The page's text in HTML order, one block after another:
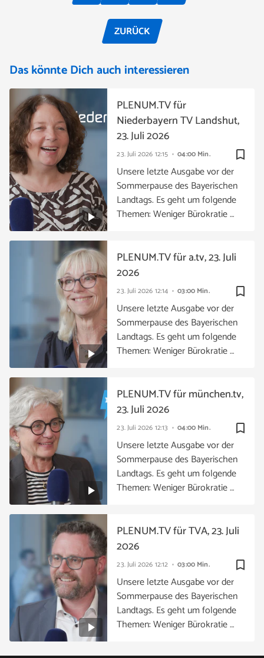
ZURÜCK
Das könnte Dich auch interessieren
bookmark_border
23. Juli 2026 12:15 04:00 Min.
PLENUM.TV für
Niederbayern TV Landshut,
23. Juli 2026
Unsere letzte Ausgabe vor der
Sommerpause des Bayerischen
Landtags. Es geht um folgende
Themen: Weniger Bürokratie …
bookmark_border
23. Juli 2026 12:14 03:00 Min.
PLENUM.TV für a.tv, 23. Juli
2026
Unsere letzte Ausgabe vor der
Sommerpause des Bayerischen
Landtags. Es geht um folgende
Themen: Weniger Bürokratie …
bookmark_border
23. Juli 2026 12:13 04:00 Min.
PLENUM.TV für münchen.tv,
23. Juli 2026
Unsere letzte Ausgabe vor der
Sommerpause des Bayerischen
Landtags. Es geht um folgende
Themen: Weniger Bürokratie …
bookmark_border
23. Juli 2026 12:12 03:00 Min.
PLENUM.TV für TVA, 23. Juli
2026
Unsere letzte Ausgabe vor der
Sommerpause des Bayerischen
Landtags. Es geht um folgende
Themen: Weniger Bürokratie …